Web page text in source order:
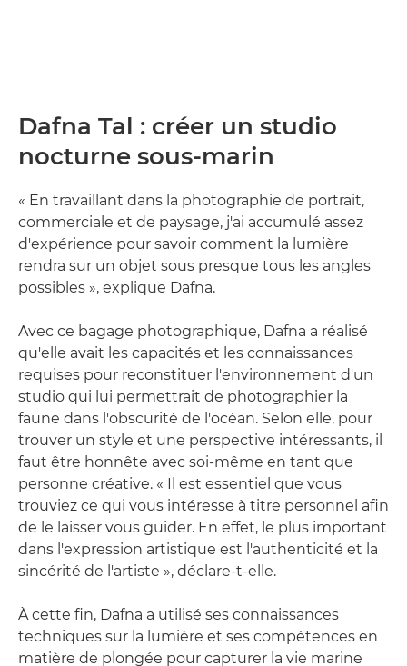
Dafna Tal : créer un studio
nocturne sous-marin
« En travaillant dans la photographie de portrait,
commerciale et de paysage, j'ai accumulé assez
d'expérience pour savoir comment la lumière
rendra sur un objet sous presque tous les angles
possibles », explique Dafna.
Avec ce bagage photographique, Dafna a réalisé
qu'elle avait les capacités et les connaissances
requises pour reconstituer l'environnement d'un
studio qui lui permettrait de photographier la
faune dans l'obscurité de l'océan. Selon elle, pour
trouver un style et une perspective intéressants, il
faut être honnête avec soi-même en tant que
personne créative. « Il est essentiel que vous
trouviez ce qui vous intéresse à titre personnel afin
de le laisser vous guider. En effet, le plus important
dans l'expression artistique est l'authenticité et la
sincérité de l'artiste », déclare-t-elle.
À cette fin, Dafna a utilisé ses connaissances
techniques sur la lumière et ses compétences en
matière de plongée pour capturer la vie marine